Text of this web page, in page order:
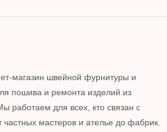
магазин швейной фурнитуры и
пошива и ремонта изделий из
работаем для всех, кто связан с
частных мастеров и ателье до фабрик.